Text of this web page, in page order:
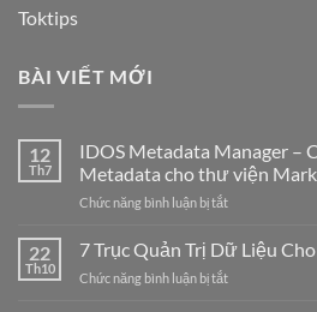
Toktips
BÀI VIẾT MỚI
12
Th7
IDOS Metadata Manager –
Metadata cho thư viện
Chức năng bình luận bị tắtở
Metadata
Manager
–
22
Th10
7 Trục Quản Trị Dữ Liệu
Chức năng bình luận bị tắtở